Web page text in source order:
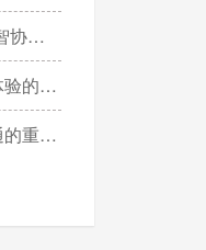
算
服务
一步